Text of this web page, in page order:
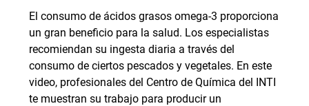
El consumo de ácidos grasos omega-3 proporciona
un gran beneficio para la salud. Los especialistas
recomiendan su ingesta diaria a través del
consumo de ciertos pescados y vegetales. En este
video, profesionales del Centro de Química del INTI
te muestran su trabajo para producir un